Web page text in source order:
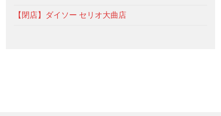
【閉店】ダイソー セリオ大曲店